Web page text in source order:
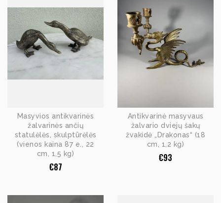
Masyvios antikvarinės
žalvarinės ančių
statulėlės, skulptūrėlės
(vienos kaina 87 e., 22
cm, 1,5 kg)
€87
Antikvarinė masyvaus
žalvario dviejų šakų
žvakidė „Drakonas“ (18
cm, 1,2 kg)
€93